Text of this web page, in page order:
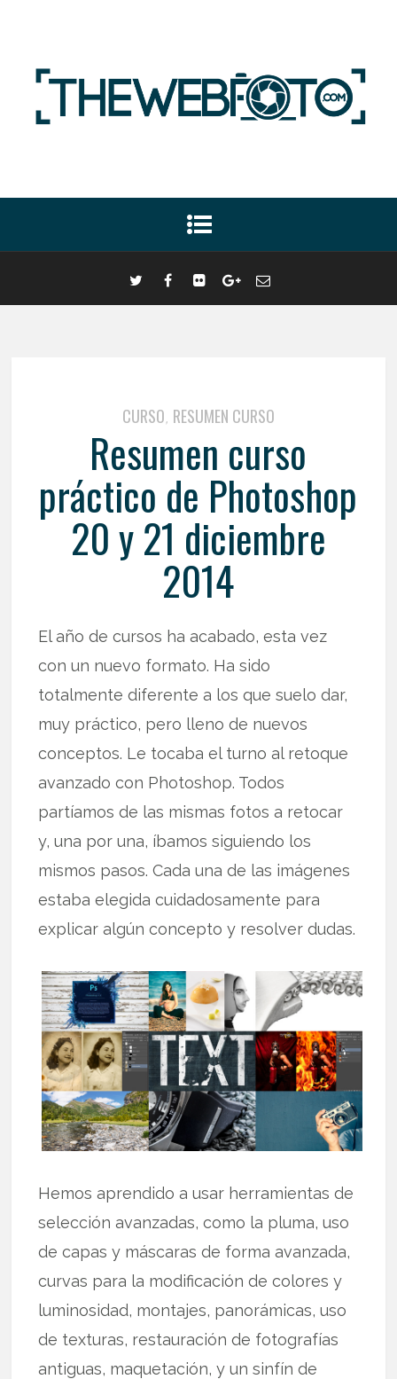
CURSO, RESUMEN CURSO
Resumen curso
práctico de Photoshop
20 y 21 diciembre
2014
El año de cursos ha acabado, esta vez
con un nuevo formato. Ha sido
totalmente diferente a los que suelo dar,
muy práctico, pero lleno de nuevos
conceptos. Le tocaba el turno al retoque
avanzado con Photoshop. Todos
partíamos de las mismas fotos a retocar
y, una por una, íbamos siguiendo los
mismos pasos. Cada una de las imágenes
estaba elegida cuidadosamente para
explicar algún concepto y resolver dudas.
Hemos aprendido a usar herramientas de
selección avanzadas, como la pluma, uso
de capas y máscaras de forma avanzada,
curvas para la modificación de colores y
luminosidad, montajes, panorámicas, uso
de texturas, restauración de fotografías
antiguas, maquetación, y un sinfín de